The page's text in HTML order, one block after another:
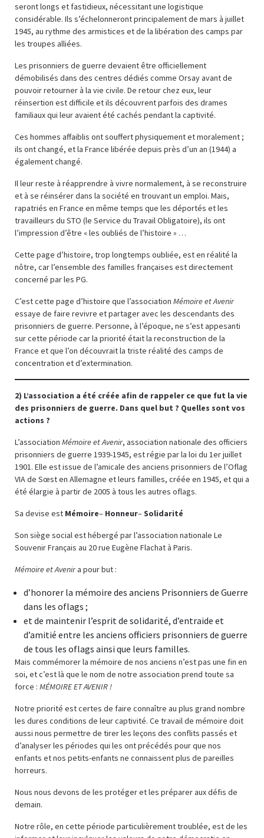
seront longs et fastidieux, nécessitant une logistique
considérable. Ils s’échelonneront principalement de mars à juillet
1945, au rythme des armistices et de la libération des camps par
les troupes alliées.
Les prisonniers de guerre devaient être officiellement
démobilisés dans des centres dédiés comme Orsay avant de
pouvoir retourner à la vie civile. De retour chez eux, leur
réinsertion est difficile et ils découvrent parfois des drames
familiaux qui leur avaient été cachés pendant la captivité.
Ces hommes affaiblis ont souffert physiquement et moralement ;
ils ont changé, et la France libérée depuis près d’un an (1944) a
également changé.
Il leur reste à réapprendre à vivre normalement, à se reconstruire
et à se réinsérer dans la société en trouvant un emploi. Mais,
rapatriés en France en même temps que les déportés et les
travailleurs du STO (le Service du Travail Obligatoire), ils ont
l’impression d’être « les oubliés de l’histoire » …
Cette page d’histoire, trop longtemps oubliée, est en réalité la
nôtre, car l’ensemble des familles françaises est directement
concerné par les PG.
C’est cette page d’histoire que l’association Mémoire et Avenir
essaye de faire revivre et partager avec les descendants des
prisonniers de guerre. Personne, à l’époque, ne s’est appesanti
sur cette période car la priorité était la reconstruction de la
France et que l’on découvrait la triste réalité des camps de
concentration et d’extermination.
2) L’association a été créée afin de rappeler ce que fut la vie
des prisonniers de guerre. Dans quel but ? Quelles sont vos
actions ?
L’association Mémoire et Avenir, association nationale des officiers
prisonniers de guerre 1939-1945, est régie par la loi du 1er juillet
1901. Elle est issue de l’amicale des anciens prisonniers de l’Oflag
VIA de Sœst en Allemagne et leurs familles, créée en 1945, et qui a
été élargie à partir de 2005 à tous les autres oflags.
Sa devise est Mémoire– Honneur–Solidarité
Son siège social est hébergé par l’association nationale Le
Souvenir Français au 20 rue Eugène Flachat à Paris.
Mémoire et Avenira pour but :
d’honorer la mémoire des anciens Prisonniers de Guerre
dans les oflags ;
et de maintenir l’esprit de solidarité, d’entraide et
d’amitié entre les anciens officiers prisonniers de guerre
de tous les oflags ainsi que leurs familles.
Mais commémorer la mémoire de nos anciens n’est pas une fin en
soi, et c’est là que le nom de notre association prend toute sa
force : MÉMOIRE ET AVENIR !
Notre priorité est certes de faire connaître au plus grand nombre
les dures conditions de leur captivité. Ce travail de mémoire doit
aussi nous permettre de tirer les leçons des conflits passés et
d’analyser les périodes qui les ont précédés pour que nos
enfants et nos petits-enfants ne connaissent plus de pareilles
horreurs.
Nous nous devons de les protéger et les préparer aux défis de
demain.
Notre rôle, en cette période particulièrement troublée, est de les